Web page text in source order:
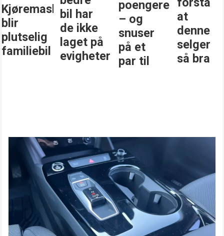
Kjøremaskinen
blir
plutselig
familiebil
bil har
de ikke
laget på
evigheter
poengere
– og
snuser
på et
par til
at
denne
selger
så bra